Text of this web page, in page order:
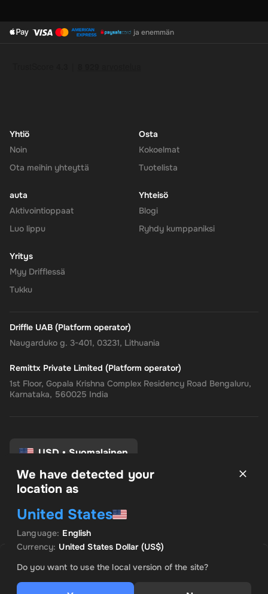
ESITTELY TARJOUS
US$ 11.31
ja enemmän
Yhtiö
Noin
Ota meihin yhteyttä
Osta
Kokoelmat
Tuotelista
auta
Aktivointioppaat
Luo lippu
Yhteisö
Blogi
Ryhdy kumppaniksi
Yritys
Myy Drifflessä
Tukku
Driffle UAB (Platform operator)
Naugarduko g. 3-401, 03231, Lithuania
Remittx Private Limited (Platform operator)
1st Floor, Gopala Krishna Complex Residency Road Bengaluru,
Karnataka, 560025 India
USD • Suomalainen
Tietosuojakäytäntö
Suostumusasetukset
We have detected your
location as
United States
Language: English
Currency: United States Dollar(US$)
Do you want to use the local version of the site?